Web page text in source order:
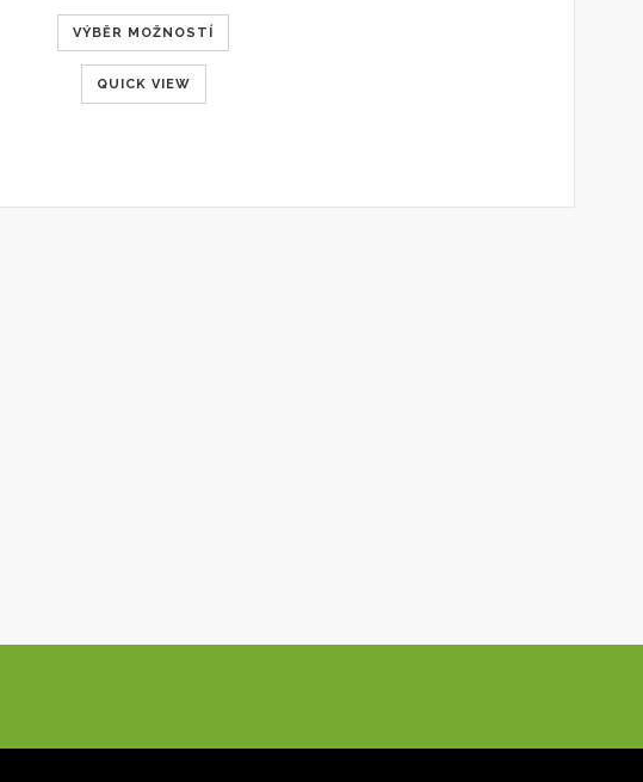
VÝBĚR MOŽNOSTÍ
QUICK VIEW